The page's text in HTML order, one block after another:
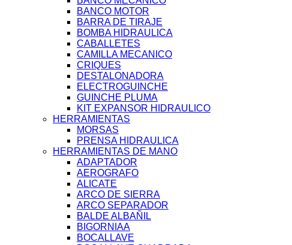
BANCO MOTOR
BARRA DE TIRAJE
BOMBA HIDRAULICA
CABALLETES
CAMILLA MECANICO
CRIQUES
DESTALONADORA
ELECTROGUINCHE
GUINCHE PLUMA
KIT EXPANSOR HIDRAULICO
HERRAMIENTAS
MORSAS
PRENSA HIDRAULICA
HERRAMIENTAS DE MANO
ADAPTADOR
AEROGRAFO
ALICATE
ARCO DE SIERRA
ARCO SEPARADOR
BALDE ALBAÑIL
BIGORNIAA
BOCALLAVE